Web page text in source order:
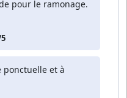
pour le ramonage.
ponctuelle et à